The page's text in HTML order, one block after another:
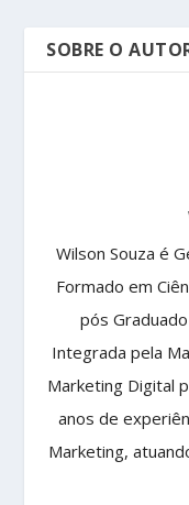
SOBRE O
Wilson Souza é
Formado em
pós
Integrada pela
Marketing Digital
anos de
Marketing,